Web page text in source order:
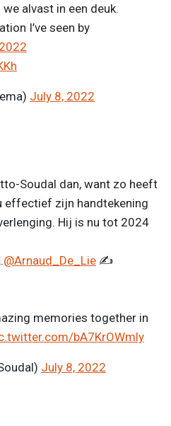
alvast in een deuk.
I’ve seen by
July 8, 2022
Soudal dan, want zo heeft
effectief zijn handtekening
Hij is nu tot 2024
@Arnaud_De_Lie ✍️
memories together in
bA7KrOWmly
July 8, 2022